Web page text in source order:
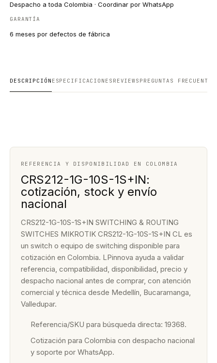
Despacho a toda Colombia · Coordinar por WhatsApp
GARANTÍA
6 meses por defectos de fábrica
DESCRIPCIÓN ESPECIFICACIONES REVIEWS PREGUNTAS FRECUENTES
REFERENCIA Y DISPONIBILIDAD EN COLOMBIA
CRS212-1G-10S-1S+IN:
cotización, stock y envío
nacional
CRS212-1G-10S-1S+IN SWITCHING & ROUTING
SWITCHES MIKROTIK CRS212-1G-10S-1S+IN CL es
un switch o equipo de switching disponible para
cotización en Colombia. LPinnova ayuda a validar
referencia, compatibilidad, disponibilidad, precio y
despacho nacional antes de comprar, con atención
comercial y técnica desde Medellín, Bucaramanga,
Valledupar.
Referencia/SKU para búsqueda directa: 19368.
Cotización para Colombia con despacho nacional
y soporte por WhatsApp.